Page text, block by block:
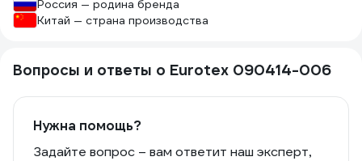
Россия — родина бренда
Китай — страна производства
Вопросы и ответы о Eurotex 090414-006
Нужна помощь?
Задайте вопрос – вам ответит наш эксперт,